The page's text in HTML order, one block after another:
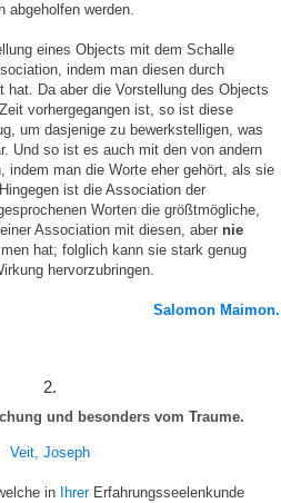
abgeholfen werden.
eines Objects mit dem Schalle
indem man diesen durch
hat. Da aber die Vorstellung des Objects
vorhergegangen ist, so ist diese
um dasjenige zu bewerkstelligen, was
Und so ist es auch mit den von andern
indem man die Worte eher gehört, als sie
ist die Association der
Worten die größtmögliche,
Association mit diesen, aber nie
hat; folglich kann sie stark genug
hervorzubringen.
Salomon Maimon.
2.
und besonders vom Traume.
Veit, Joseph
in IhrerErfahrungsseelenkunde